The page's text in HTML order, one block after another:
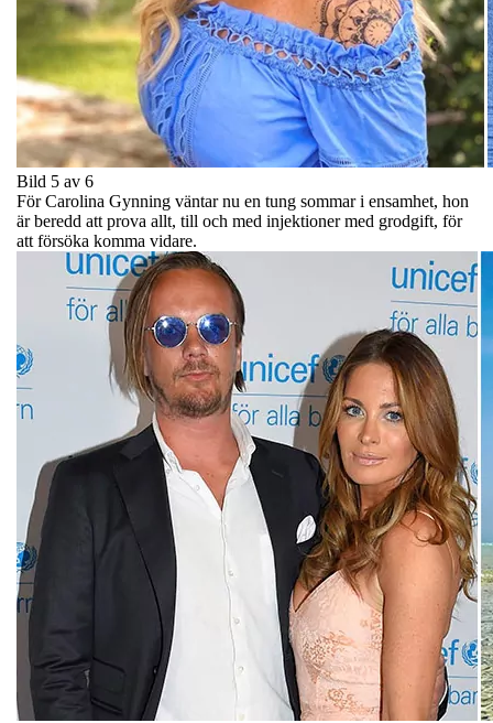
Bild 5 av 6
För Carolina Gynning väntar nu en tung sommar i ensamhet, hon
är beredd att prova allt, till och med injektioner med grodgift, för
att försöka komma vidare.